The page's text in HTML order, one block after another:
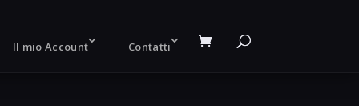
Il mio Account Contatti